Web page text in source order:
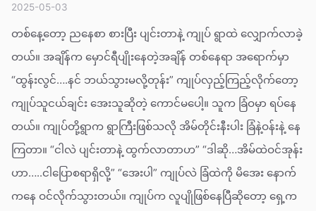
2025-05-03
တစ်နေ့တော့ ညနေစာ စားပြီး ပျင်းတာနဲ့ ကျုပ် ရွာထဲ လျှောက်လာခဲ့
တယ်။ အချိန်က မှောင်ရီပျိုးနေတဲ့အချိန် တစ်နေရာ အရောက်မှာ
“ထွန်းလွင်….နင် ဘယ်သွားမလို့တုန်း” ကျုပ်လှည့်ကြည့်လိုက်တော့
ကျုပ်သူငယ်ချင်း အေးသူဆိုတဲ့ ကောင်မပေါ့။ သူက ခြံဝမှာ ရပ်နေ
တယ်။ ကျုပ်တို့ရွာက ရွာကြီးဖြစ်သလို အိမ်တိုင်းနီးပါး ခြံနဲ့ဝန်းနဲ့ နေ
ကြတာ။ “ငါလဲ ပျင်းတာနဲ့ ထွက်လာတာဟ” “ဒါဆို…အိမ်ထဲဝင်အုန်း
ဟာ…..ငါပြောစရာရှိလို့” “အေးပါ” ကျုပ်လဲ ခြံထဲကို မိအေး နောက်
ကနေ ဝင်လိုက်သွားတယ်။ ကျုပ်က လူပျိုဖြစ်နေပြီဆိုတော့ ရှေ့က